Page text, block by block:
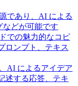
であり、AI による
などが可能です
での魅力的なコピ
ロンプト、テキス
AI によるアイデア
述する応答、テキ